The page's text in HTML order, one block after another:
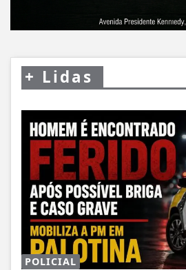
+ Lidas
POLICIAL